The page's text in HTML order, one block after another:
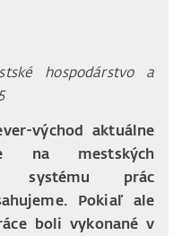
hospodárstvo a
východ aktuálne
na mestských
systému prác
Pokiaľ ale
boli vykonané v